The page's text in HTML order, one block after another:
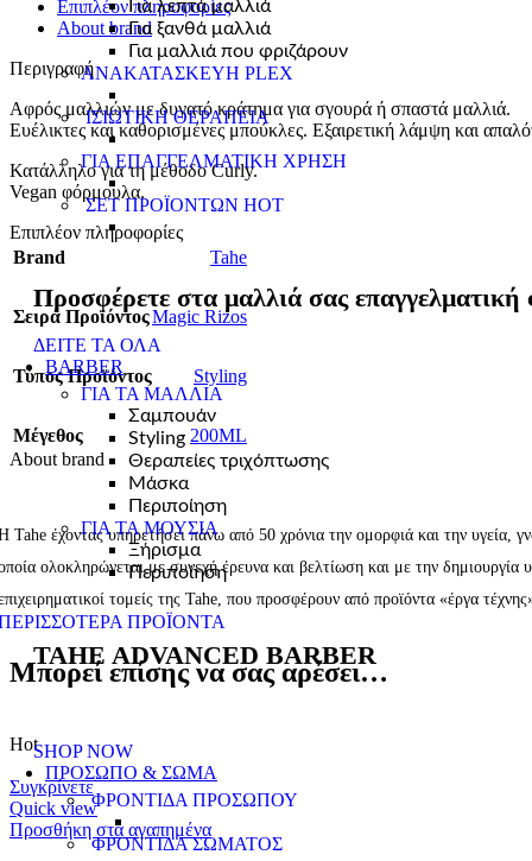
Για λεπτά μαλλιά
Για ξανθά μαλλιά
Για μαλλιά που φριζάρουν
ΑΝΑΚΑΤΑΣΚΕΥΗ PLEX
ΙΣΙΩΤΙΚΗ ΘΕΡΑΠΕΙΑ
ΓΙΑ ΕΠΑΓΓΕΛΜΑΤΙΚΗ ΧΡΗΣΗ
ΣΕΤ ΠΡΟΪΟΝΤΩΝ HOT
Προσφέρετε στα μαλλιά σας επαγγελματική
ΔΕΙΤΕ ΤΑ ΟΛΑ
BARBER
ΓΙΑ ΤΑ ΜΑΛΛΙΑ
Σαμπουάν
Styling
Θεραπείες τριχόπτωσης
Μάσκα
Περιποίηση
ΓΙΑ ΤΑ ΜΟΥΣΙΑ
Ξήρισμα
Περιποίηση
TAHE ADVANCED BARBER
SHOP NOW
ΠΡΟΣΩΠΟ & ΣΩΜΑ
ΦΡΟΝΤΙΔΑ ΠΡΟΣΩΠΟΥ
ΦΡΟΝΤΙΔΑ ΣΩΜΑΤΟΣ
Επιπλέον πληροφορίες
About brand
Περιγραφή
Αφρός μαλλιών με δυνατό κράτημα για σγουρά ή σπαστά μαλλιά.
Ευέλικτες και καθορισμένες μπούκλες. Εξαιρετική λάμψη και
Κατάλληλο για τη μέθοδο Curly.
Vegan φόρμουλα.
Επιπλέον πληροφορίες
Brand
Tahe
Σειρά ΠροϊόντοςMagic Rizos
Τύπος Προϊόντος Styling
Μέγεθος
200ML
About brand
Tahe έχοντας υπηρετήσει πάνω από 50 χρόνια την ομορφιά και την υγεία,
ολοκληρώνεται με συνεχή έρευνα και βελτίωση και με την
τομείς της Tahe , που προσφέρουν από προϊόντα «έργα
ΠΡΟΪΟΝΤΑ
Μπορεί επίσης να σας αρέσει…
Hot
Συγκρίνετε
Quick view
Προσθήκη στα αγαπημένα